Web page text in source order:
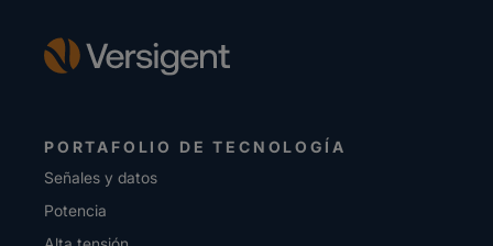
PORTAFOLIO DE TECNOLOGÍA
Señales y datos
Potencia